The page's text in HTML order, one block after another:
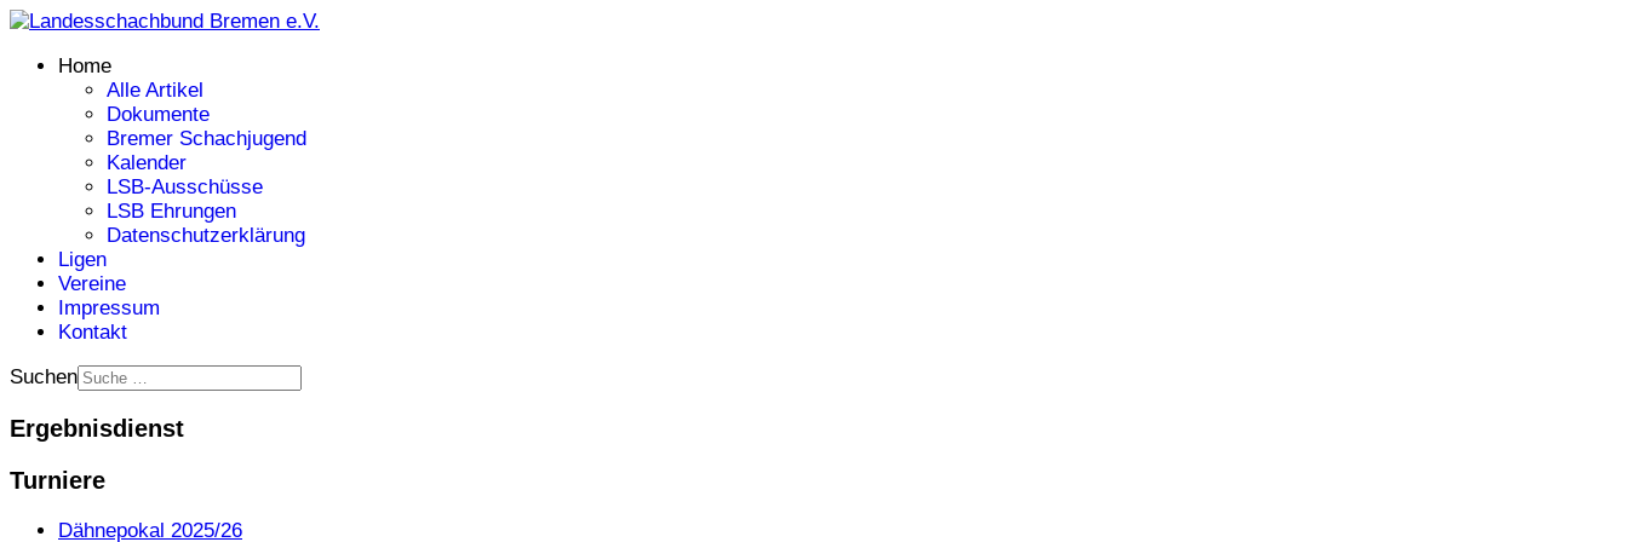
Home
Alle Artikel
Dokumente
Bremer Schachjugend
Kalender
LSB-Ausschüsse
LSB Ehrungen
Datenschutzerklärung
Ligen
Vereine
Impressum
Kontakt
Suchen
Ergebnisdienst
Turniere
Dähnepokal 2025/26